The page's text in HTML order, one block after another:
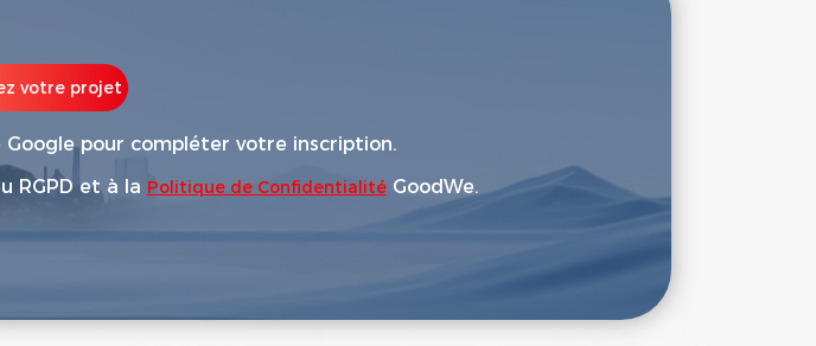
votre projet
pour compléter votre inscription.
RGPD et à la Politique de ConfidentialitéGoodWe.